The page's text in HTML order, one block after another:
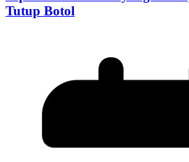
Tutup Botol